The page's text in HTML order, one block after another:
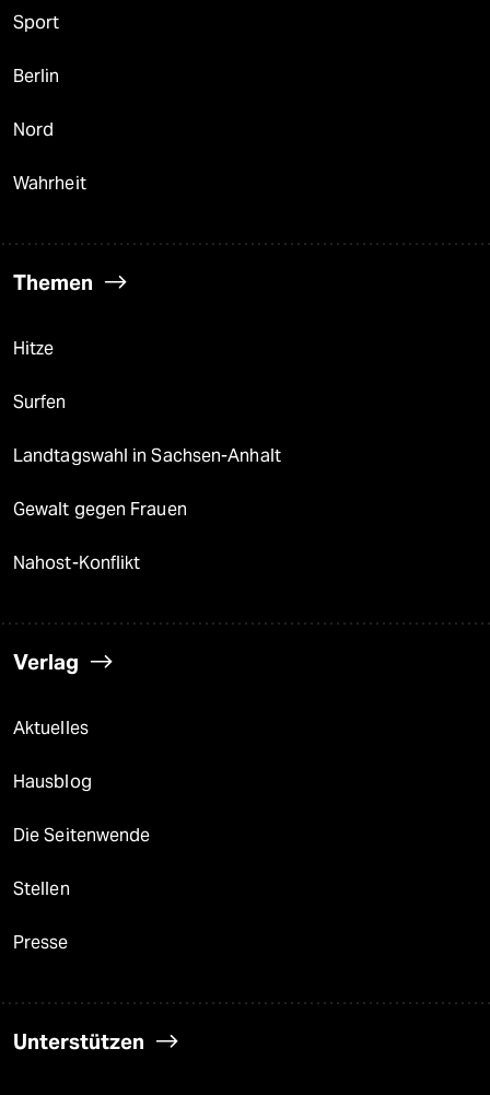
Sport
Berlin
Nord
Wahrheit
Themen
Hitze
Surfen
Landtagswahl in Sachsen-Anhalt
Gewalt gegen Frauen
Nahost-Konflikt
Verlag
Aktuelles
Hausblog
Die Seitenwende
Stellen
Presse
Unterstützen